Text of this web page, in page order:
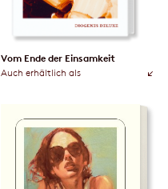
Vom Ende der Einsamkeit
Auch erhältlich als